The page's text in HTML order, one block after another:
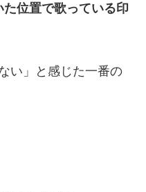
た位置で歌っている印
い」と感じた一番の